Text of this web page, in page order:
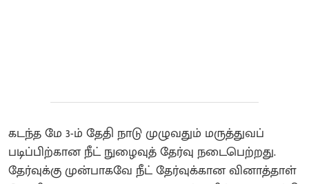
கடந்த மே 3-ம் தேதி நாடு முழுவதும் மருத்துவப்
படிப்பிற்கான நீட் நுழைவுத் தேர்வு நடைபெற்றது.
தேர்வுக்கு முன்பாகவே நீட் தேர்வுக்கான வினாத்தாள்